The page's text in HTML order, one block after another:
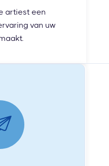
artiest een
van uw